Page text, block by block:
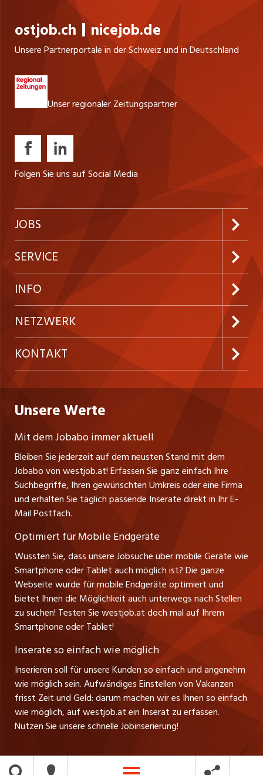
ostjob.ch nicejob.de
Unsere Partnerportale in der Schweiz und in Deutschland
Unser regionaler Zeitungspartner
Folgen Sie uns auf Social Media
JOBS
Jobabo abonnieren
Neue Stellen
Festanstellungen
Temporäre Jobs
Praktika
Lehrstellen
Führungspositionen
Management / Kader-Jobs
SERVICE
Kundenlogin
Inserieren
Firmen
Personalvermittler
INFO
Preise und Leistungen
AGB
Datenschutzerklärung
Impressum
NETZWERK
ostjob.ch
jobzüri.ch
jobmittelland.ch
jobbern.ch
jobbasel.ch
zentraljob.ch
myjob.ch
schaffu.ch (VS)
ajourjob.ch
russmedia.com
vol.at
KONTAKT
Gutenbergstrasse 1
A-6858 Schwarzach
Stefan Spötl
Tel. +43 664 39 47 47 7
Leiter westjob.at
Andrea Graf
Tel. +43 664 20 30 02 1
Verkauf und Beratung
Unsere Werte
Mit dem Jobabo immer aktuell
Bleiben Sie jederzeit auf dem neusten Stand mit dem
Jobabo von westjob.at! Erfassen Sie ganz einfach Ihre
Suchbegriffe, Ihren gewünschten Umkreis oder eine Firma
und erhalten Sie täglich passende Inserate direkt in Ihr E-
Mail Postfach.
Optimiert für Mobile Endgeräte
Wussten Sie, dass unsere Jobsuche über mobile Geräte wie
Smartphone oder Tablet auch möglich ist? Die ganze
Webseite wurde für mobile Endgeräte optimiert und
bietet Ihnen die Möglichkeit auch unterwegs nach Stellen
zu suchen! Testen Sie westjob.at doch mal auf Ihrem
Smartphone oder Tablet!
Inserate so einfach wie möglich
Inserieren soll für unsere Kunden so einfach und angenehm
wie möglich sein. Aufwändiges Einstellen von Vakanzen
frisst Zeit und Geld: darum machen wir es Ihnen so einfach
wie möglich, auf westjob.at ein Inserat zu erfassen.
Nutzen Sie unsere schnelle Jobinserierung!